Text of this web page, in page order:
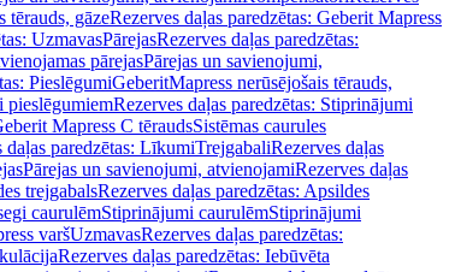
tērauds, gāzeRezerves daļas paredzētas: Geberit Mapress
UzmavasPārejasRezerves daļas paredzētas:
pārejasPārejas un savienojumi,
PieslēgumiGeberitMapress nerūsējošais tērauds,
pieslēgumiemRezerves daļas paredzētas: Stiprinājumi
Mapress C tēraudsSistēmas caurules
daļas paredzētas: LīkumiTrejgabaliRezerves daļas
Pārejas un savienojumi, atvienojamiRezerves daļas
trejgabalsRezerves daļas paredzētas: Apsildes
caurulēmStiprinājumi caurulēmStiprinājumi
varšUzmavasRezerves daļas paredzētas:
Rezerves daļas paredzētas: Iebūvēta